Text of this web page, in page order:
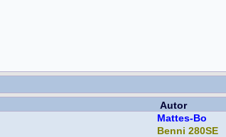
Autor
Mattes-Bo
Benni 280SE